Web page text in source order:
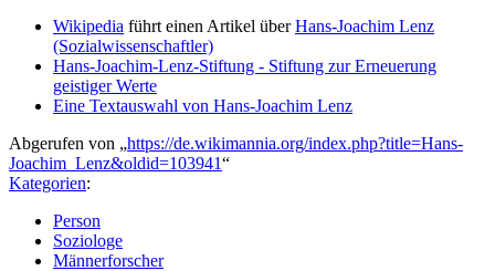
Wikipedia führt einen Artikel überHans-Joachim Lenz
(Sozialwissenschaftler)
Hans-Joachim-Lenz-Stiftung - Stiftung zur Erneuerung
geistiger Werte
Eine Textauswahl von Hans-Joachim Lenz
Abgerufen von „https://de.wikimannia.org/index.php?title=Hans-
Joachim_Lenz&oldid=103941“
Kategorien:
Person
Soziologe
Männerforscher